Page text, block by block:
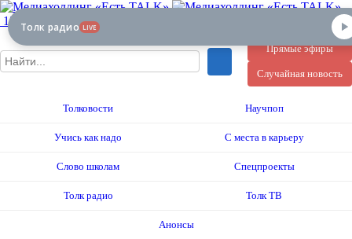
12+
Прямые эфиры
Случайная новость
Толковости Научпоп
Учись как надо С места в карьеру
Слово школам Спецпроекты
Толк радио Толк ТВ
Анонсы
Толк радио LIVE